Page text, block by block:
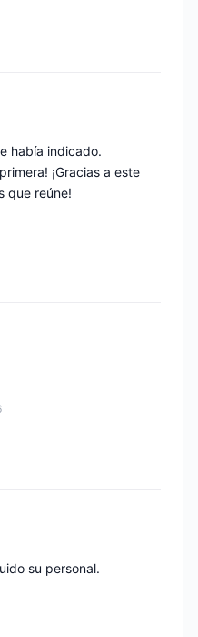
había indicado.
¡Gracias a este
que reúne!
su personal.